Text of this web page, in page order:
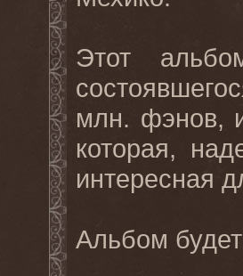
Этот
млн. фэнов,
которая,
интересная
Альбом